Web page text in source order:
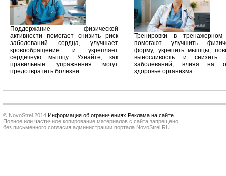
Поддержание физической
активности помогает снизить риск
заболеваний сердца, улучшает
кровообращение и укрепляет
сердечную мышцу. Узнайте, как
правильные упражнения могут
предотвратить болезни.
Тренировки в тренажерном
помогают улучшить
форму, укрепить мышцы,
выносливость и снизить
заболеваний, влияя на
здоровье организма.
© NovoStrel 2014 Информация об ограничениях Реклама на сайте
Полное или частичное копирование материалов с сайта запрещено
без письменного согласия администрации портала NovoStrel.RU